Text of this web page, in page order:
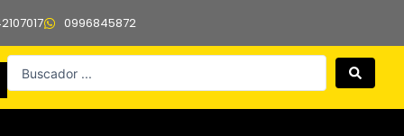
0996845872
Search